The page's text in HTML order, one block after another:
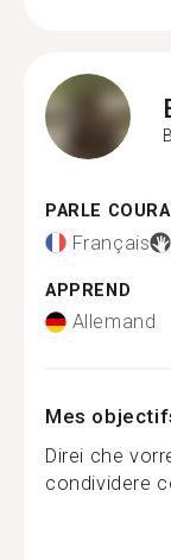
PARLE
Français
APPREND
Allemand
Mes
Direi che
condividere